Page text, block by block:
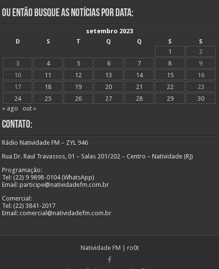
Ou Então Busque as Notícias Por Data:
setembro 2023
D
S T Q Q S
S
1
2
3
4 5 6 7 8
9
10
11 12 13 14 15
16
17
18 19 20 21 22
23
24
25 26 27 28 29
30
« ago
out »
Contato:
Rádio Natividade FM – ZYL 946
Rua Dr. Raul Travassos, 01 – Salas 201/202 – Centro – Natividade (RJ)
Programação:
Tel: (22) 9 9898-0104 (WhatsApp)
Email: participe@natividadefm.com.br
Comercial:
Tel: (22) 3841-2017
Email: comercial@natividadefm.com.br
Natividade FM ro0t